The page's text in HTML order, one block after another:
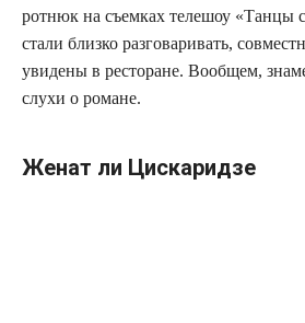
рот­нюк на съем­ках теле­шоу «Тан­цы
ста­ли близ­ко раз­го­ва­ри­вать,
уви­де­ны в ресто­ране. Вооб­щем,
слу­хи о романе.
Женат ли Цискаридзе